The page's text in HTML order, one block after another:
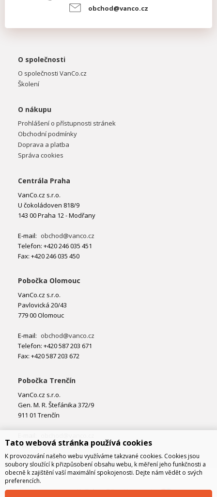
obchod@vanco.cz
O společnosti
O společnosti VanCo.cz
Školení
O nákupu
Prohlášení o přístupnosti stránek
Obchodní podmínky
Doprava a platba
Správa cookies
Centrála Praha
VanCo.cz s.r.o.
U čokoládoven 818/9
143 00 Praha 12 - Modřany
E-mail: obchod@vanco.cz
Telefon: +420 246 035 451
Fax: +420 246 035 450
Pobočka Olomouc
VanCo.cz s.r.o.
Pavlovická 20/43
779 00 Olomouc
E-mail: obchod@vanco.cz
Telefon: +420 587 203 671
Fax: +420 587 203 672
Pobočka Trenčín
VanCo.cz s.r.o.
Gen. M. R. Štefánika 372/9
911 01 Trenčín
Telefon: +421 32 877 74 02
Tato webová stránka používá cookies
K provozování našeho webu využíváme takzvané cookies. Cookies jsou
soubory sloužící k přizpůsobení obsahu webu, k měření jeho funkčnosti a
obecně k zajištění vaší maximální spokojenosti. Dejte nám vědět o svých
preferencích.